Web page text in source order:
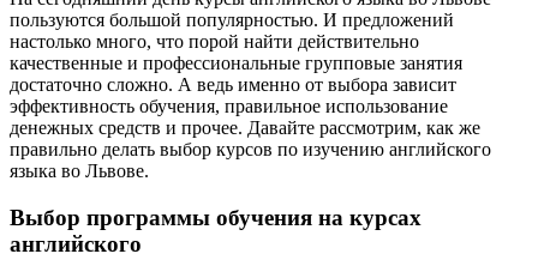
пользуются большой популярностью. И предложений
настолько много, что порой найти действительно
качественные и профессиональные групповые занятия
достаточно сложно. А ведь именно от выбора зависит
эффективность обучения, правильное использование
денежных средств и прочее. Давайте рассмотрим, как же
правильно делать выбор курсов по изучению английского
языка во Львове.
Выбор программы обучения на курсах
английского